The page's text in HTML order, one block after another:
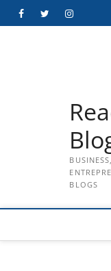
FacebookTwitterInstagram
BLOGS